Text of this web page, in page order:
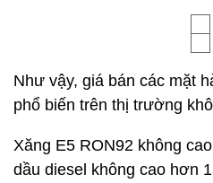
Như vậy, giá bán các mặt
phổ biến trên thị trường
Xăng E5 RON92 không
dầu diesel không cao hơn